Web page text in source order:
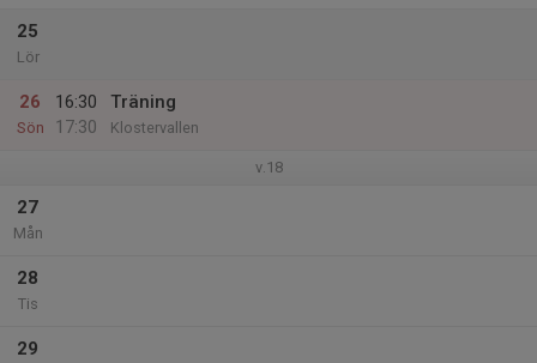
25
Lör
26
Sön
16:30
17:30
Träning
Klostervallen
v.18
27
Mån
28
Tis
29